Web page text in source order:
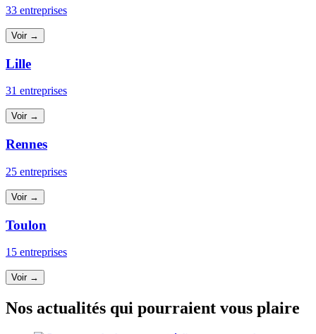
33 entreprises
Voir →
Lille
31 entreprises
Voir →
Rennes
25 entreprises
Voir →
Toulon
15 entreprises
Voir →
Nos actualités qui pourraient vous plaire